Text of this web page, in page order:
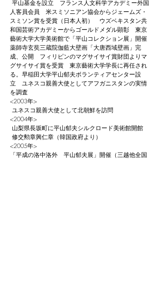
平山基金を設立 フランス人文科学アカデミー外国
人客員会員 米スミソニアン協会からジェームズ・
スミソン賞を受賞（日本人初） ウズベキスタン共
和国芸術アカデミーからゴールドメダル顕彰 東京
藝術大学大学美術館で「平山コレクション展」開催
薬師寺玄奘三蔵院伽藍大壁画「大唐西域壁画」完
成、公開 フィリピンのマグサイサイ賞財団よりマ
グサイサイ賞を受賞 東京藝術大学学長に再任され
る。 早稲田大学平山郁夫ボランティアセンター設
立 ユネスコ親善大使としてアフガニスタンの実情
を調査
<2003年>
ユネスコ親善大使として北朝鮮を訪問
<2004年>
山梨県長坂町に平山郁夫シルクロード美術館開館
修交勲章興仁章（韓国政府より）
<2005年>
「平成の洛中洛外 平山郁夫展」開催（三越他全国